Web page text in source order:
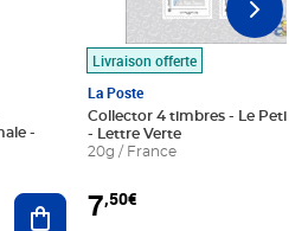
Ajouter au panier
Livraison offerte
La Poste
Collector 4 timbres - Le Petit
- Lettre Verte
20g / France
7,50€